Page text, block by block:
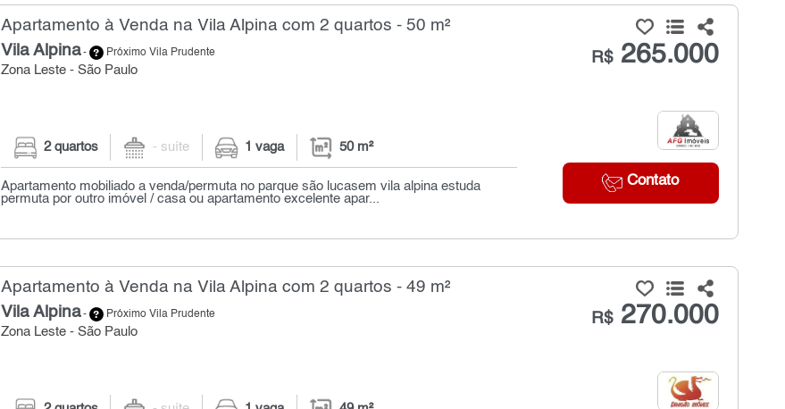
Apartamento à Venda na Vila Alpina com 2 quartos - 50 m²
Vila Alpina- Próximo Vila Prudente
Zona Leste - São Paulo
R$265.000
Contato
2 quartos - suíte 1 vaga 50 m²
Apartamento mobiliado a venda/permuta no parque são lucasem vila alpina estuda
permuta por outro imóvel / casa ou apartamento excelente apar...
Apartamento à Venda na Vila Alpina com 2 quartos - 49 m²
Vila Alpina- Próximo Vila Prudente
Zona Leste - São Paulo
R$270.000